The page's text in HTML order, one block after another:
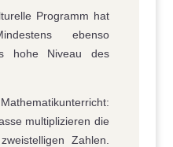
Programm hat
ebenso
hohe Niveau des
multiplizieren die
Zahlen.